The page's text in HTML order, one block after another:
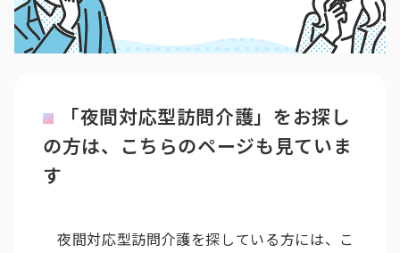
「夜間対応型訪問介護」をお探し
の方は、こちらのページも見ていま
す
夜間対応型訪問介護を探している方には、こ